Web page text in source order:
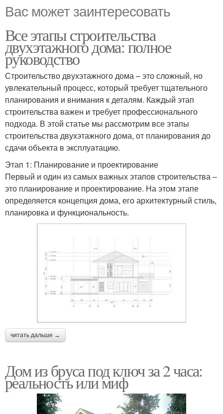
Вас может заинтересовать
Все этапы строительства
двухэтажного дома: полное
руководство
Строительство двухэтажного дома – это сложный, но
увлекательный процесс, который требует тщательного
планирования и внимания к деталям. Каждый этап
строительства важен и требует профессионального
подхода. В этой статье мы рассмотрим все этапы
строительства двухэтажного дома, от планирования до
сдачи объекта в эксплуатацию.
Этап 1: Планирование и проектирование
Первый и один из самых важных этапов строительства –
это планирование и проектирование. На этом этапе
определяется концепция дома, его архитектурный стиль,
планировка и функциональность.
читать дальше →
Дом из бруса под ключ за 2 часа:
реальность или миф